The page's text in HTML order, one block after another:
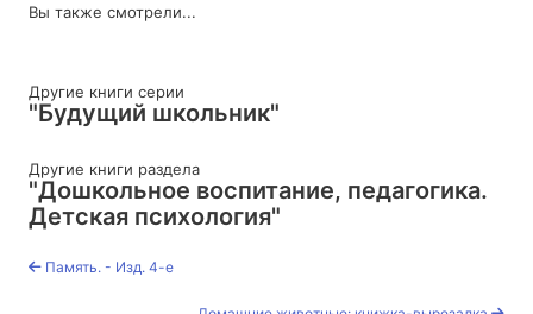
Вы также смотрели...
Другие книги серии
"Будущий школьник"
Другие книги раздела
"Дошкольное воспитание, педагогика.
Детская психология"
Память. - Изд. 4-е